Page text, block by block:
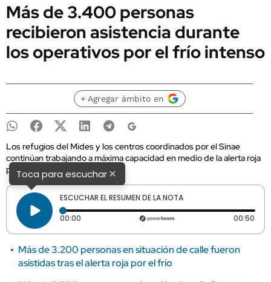
Más de 3.400 personas
recibieron asistencia durante
los operativos por el frío intenso
+ Agregar ámbito en
Los refugios del Mides y los centros coordinados por el Sinae
continúan trabajando a máxima capacidad en medio de la alerta roja
por bajas temperaturas.
Toca para escuchar×
ESCUCHAR EL RESUMEN DE LA NOTA
00:00 Tiempo transcurrido: 0 segundos 00:50
Más de 3.200 personas en situación de calle fueron
asistidas tras el alerta roja por el frío